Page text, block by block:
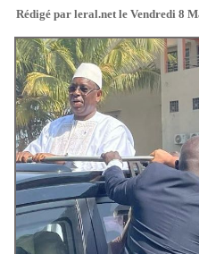
Rédigé par leral.net le Vendredi 8